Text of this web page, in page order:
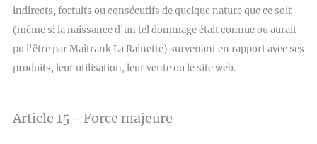
indirects, fortuits ou consécutifs de quelque nature que ce soit
(même si la naissance d'un tel dommage était connue ou aurait
pu l'être par Maitrank La Rainette) survenant en rapport avec ses
produits, leur utilisation, leur vente ou le site web.
Article 15 - Force majeure